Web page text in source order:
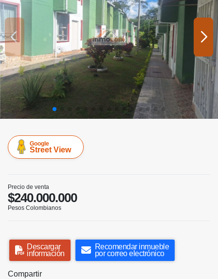
Google
Street View
Precio de venta
$240.000.000
Pesos Colombianos
Descargar
información
Recomendar inmueble
por correo electrónico
Compartir